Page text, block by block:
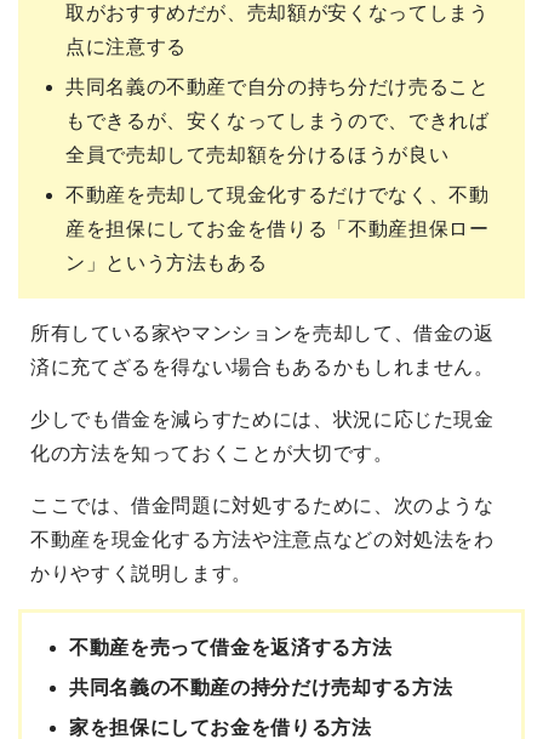
取がおすすめだが、売却額が安くなってしまう
点に注意する
共同名義の不動産で自分の持ち分だけ売ること
もできるが、安くなってしまうので、できれば
全員で売却して売却額を分けるほうが良い
不動産を売却して現金化するだけでなく、不動
産を担保にしてお金を借りる「不動産担保ロー
ン」という方法もある
所有している家やマンションを売却して、借金の返
済に充てざるを得ない場合もあるかもしれません。
少しでも借金を減らすためには、状況に応じた現金
化の方法を知っておくことが大切です。
ここでは、借金問題に対処するために、次のような
不動産を現金化する方法や注意点などの対処法をわ
かりやすく説明します。
不動産を売って借金を返済する方法
共同名義の不動産の持分だけ売却する方法
家を担保にしてお金を借りる方法